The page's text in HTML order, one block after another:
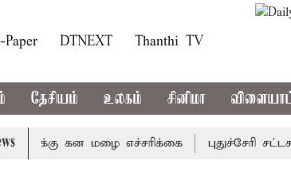
Paper DTNEXT Thanthi TV
தேசியம் உலகம் சினிமா
கன மழை எச்சரிக்கை புதுச்சேரி